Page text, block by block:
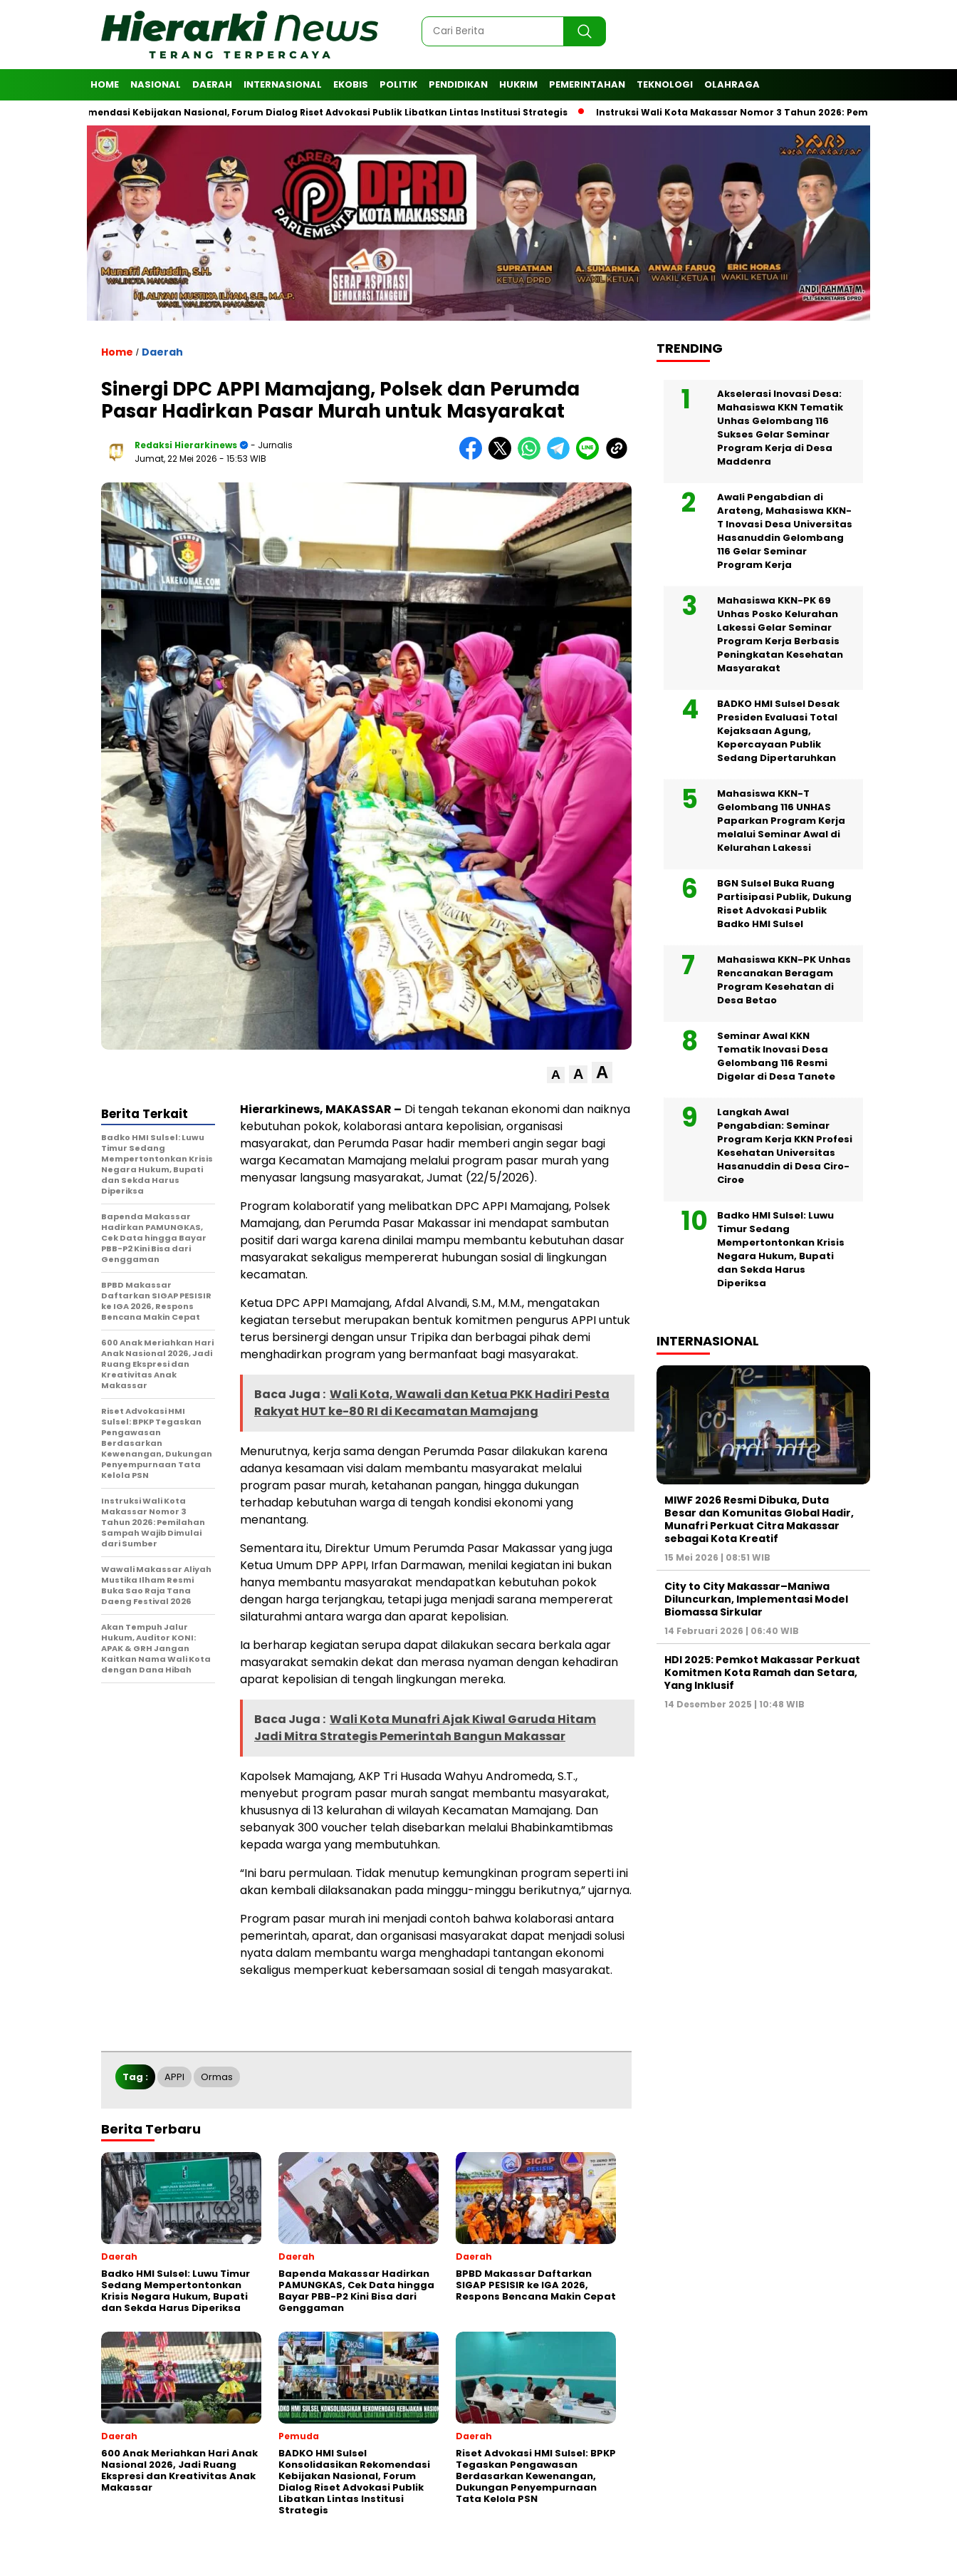
HOME NASIONAL DAERAH INTERNASIONAL EKOBIS POLITIK PENDIDIKAN HUKRIM PEMERINTAHAN TEKNOLOGI OLAHRAGA
Rekomendasi Kebijakan Nasional, Forum Dialog Riset Advokasi Publik Libatkan Lintas Institusi Strategis Instruksi Wali Kota Makassar Nomor 3 Tahun 2026: Pemilahan Sampah Wajib
Home / Daerah
Sinergi DPC APPI Mamajang, Polsek dan Perumda
Pasar Hadirkan Pasar Murah untuk Masyarakat
Redaksi Hierarkinews
- Jurnalis
Jumat, 22 Mei 2026 - 15:53 WIB
A A A
Hierarkinews, MAKASSAR – Di tengah tekanan ekonomi dan naiknya
kebutuhan pokok, kolaborasi antara kepolisian, organisasi
masyarakat, dan Perumda Pasar hadir memberi angin segar bagi
warga Kecamatan Mamajang melalui program pasar murah yang
menyasar langsung masyarakat, Jumat (22/5/2026).
Program kolaboratif yang melibatkan DPC APPI Mamajang, Polsek
Mamajang, dan Perumda Pasar Makassar ini mendapat sambutan
positif dari warga karena dinilai mampu membantu kebutuhan dasar
masyarakat sekaligus mempererat hubungan sosial di lingkungan
kecamatan.
Ketua DPC APPI Mamajang, Afdal Alvandi, S.M., M.M., mengatakan
kegiatan tersebut merupakan bentuk komitmen pengurus APPI untuk
terus bersinergi dengan unsur Tripika dan berbagai pihak demi
menghadirkan program yang bermanfaat bagi masyarakat.
Baca Juga : Wali Kota, Wawali dan Ketua PKK Hadiri Pesta
Rakyat HUT ke-80 RI di Kecamatan Mamajang
Menurutnya, kerja sama dengan Perumda Pasar dilakukan karena
adanya kesamaan visi dalam membantu masyarakat melalui
program pasar murah, ketahanan pangan, hingga dukungan
terhadap kebutuhan warga di tengah kondisi ekonomi yang
menantang.
Sementara itu, Direktur Umum Perumda Pasar Makassar yang juga
Ketua Umum DPP APPI, Irfan Darmawan, menilai kegiatan ini bukan
hanya membantu masyarakat mendapatkan kebutuhan pokok
dengan harga terjangkau, tetapi juga menjadi sarana mempererat
silaturahmi antara warga dan aparat kepolisian.
Ia berharap kegiatan serupa dapat dilakukan secara berkala agar
masyarakat semakin dekat dan merasa nyaman dengan kehadiran
aparat kepolisian di tengah lingkungan mereka.
Baca Juga : Wali Kota Munafri Ajak Kiwal Garuda Hitam
Jadi Mitra Strategis Pemerintah Bangun Makassar
Kapolsek Mamajang, AKP Tri Husada Wahyu Andromeda, S.T.,
menyebut program pasar murah sangat membantu masyarakat,
khususnya di 13 kelurahan di wilayah Kecamatan Mamajang. Dan
sebanyak 300 voucher telah disebarkan melalui Bhabinkamtibmas
kepada warga yang membutuhkan.
“Ini baru permulaan. Tidak menutup kemungkinan program seperti ini
akan kembali dilaksanakan pada minggu-minggu berikutnya,” ujarnya.
Program pasar murah ini menjadi contoh bahwa kolaborasi antara
pemerintah, aparat, dan organisasi masyarakat dapat menjadi solusi
nyata dalam membantu warga menghadapi tantangan ekonomi
sekaligus memperkuat kebersamaan sosial di tengah masyarakat.
Berita Terkait
Badko HMI Sulsel: Luwu
Timur Sedang
Mempertontonkan Krisis
Negara Hukum, Bupati
dan Sekda Harus
Diperiksa
Bapenda Makassar
Hadirkan PAMUNGKAS,
Cek Data hingga Bayar
PBB-P2 Kini Bisa dari
Genggaman
BPBD Makassar
Daftarkan SIGAP PESISIR
ke IGA 2026, Respons
Bencana Makin Cepat
600 Anak Meriahkan Hari
Anak Nasional 2026, Jadi
Ruang Ekspresi dan
Kreativitas Anak
Makassar
Riset Advokasi HMI
Sulsel: BPKP Tegaskan
Pengawasan
Berdasarkan
Kewenangan, Dukungan
Penyempurnaan Tata
Kelola PSN
Instruksi Wali Kota
Makassar Nomor 3
Tahun 2026: Pemilahan
Sampah Wajib Dimulai
dari Sumber
Wawali Makassar Aliyah
Mustika Ilham Resmi
Buka Sao Raja Tana
Daeng Festival 2026
Akan Tempuh Jalur
Hukum, Auditor KONI:
APAK & GRH Jangan
Kaitkan Nama Wali Kota
dengan Dana Hibah
Tag : APPI Ormas
Berita Terbaru
Daerah
Badko HMI Sulsel: Luwu Timur
Sedang Mempertontonkan
Krisis Negara Hukum, Bupati
dan Sekda Harus Diperiksa
Daerah
Bapenda Makassar Hadirkan
PAMUNGKAS, Cek Data hingga
Bayar PBB-P2 Kini Bisa dari
Genggaman
Daerah
BPBD Makassar Daftarkan
SIGAP PESISIR ke IGA 2026,
Respons Bencana Makin Cepat
Daerah
600 Anak Meriahkan Hari Anak
Nasional 2026, Jadi Ruang
Ekspresi dan Kreativitas Anak
Makassar
Pemuda
BADKO HMI Sulsel
Konsolidasikan Rekomendasi
Kebijakan Nasional, Forum
Dialog Riset Advokasi Publik
Libatkan Lintas Institusi
Strategis
Daerah
Riset Advokasi HMI Sulsel: BPKP
Tegaskan Pengawasan
Berdasarkan Kewenangan,
Dukungan Penyempurnaan
Tata Kelola PSN
TRENDING
Akselerasi Inovasi Desa:
Mahasiswa KKN Tematik
Unhas Gelombang 116
Sukses Gelar Seminar
Program Kerja di Desa
Maddenra
Awali Pengabdian di
Arateng, Mahasiswa KKN-
T Inovasi Desa Universitas
Hasanuddin Gelombang
116 Gelar Seminar
Program Kerja
Mahasiswa KKN-PK 69
Unhas Posko Kelurahan
Lakessi Gelar Seminar
Program Kerja Berbasis
Peningkatan Kesehatan
Masyarakat
BADKO HMI Sulsel Desak
Presiden Evaluasi Total
Kejaksaan Agung,
Kepercayaan Publik
Sedang Dipertaruhkan
Mahasiswa KKN-T
Gelombang 116 UNHAS
Paparkan Program Kerja
melalui Seminar Awal di
Kelurahan Lakessi
BGN Sulsel Buka Ruang
Partisipasi Publik, Dukung
Riset Advokasi Publik
Badko HMI Sulsel
Mahasiswa KKN-PK Unhas
Rencanakan Beragam
Program Kesehatan di
Desa Betao
Seminar Awal KKN
Tematik Inovasi Desa
Gelombang 116 Resmi
Digelar di Desa Tanete
Langkah Awal
Pengabdian: Seminar
Program Kerja KKN Profesi
Kesehatan Universitas
Hasanuddin di Desa Ciro-
Ciroe
Badko HMI Sulsel: Luwu
Timur Sedang
Mempertontonkan Krisis
Negara Hukum, Bupati
dan Sekda Harus
Diperiksa
INTERNASIONAL
MIWF 2026 Resmi Dibuka, Duta
Besar dan Komunitas Global Hadir,
Munafri Perkuat Citra Makassar
sebagai Kota Kreatif
15 Mei 2026 | 08:51 WIB
City to City Makassar–Maniwa
Diluncurkan, Implementasi Model
Biomassa Sirkular
14 Februari 2026 | 06:40 WIB
HDI 2025: Pemkot Makassar Perkuat
Komitmen Kota Ramah dan Setara,
Yang Inklusif
14 Desember 2025 | 10:48 WIB